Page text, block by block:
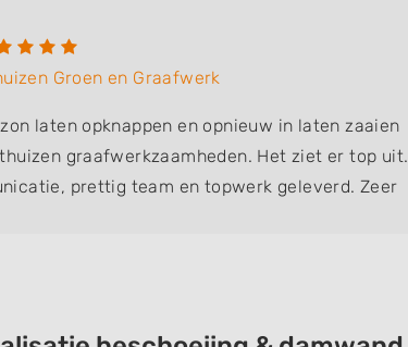
Groen en Graafwerk
laten opknappen en opnieuw in laten zaaien
graafwerkzaamheden. Het ziet er top uit.
prettig team en topwerk geleverd. Zeer